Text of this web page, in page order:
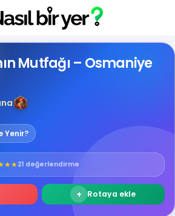
Mutfağı – Osmaniye
Yenir?
★★21 değerlendirme
+ Rotaya ekle